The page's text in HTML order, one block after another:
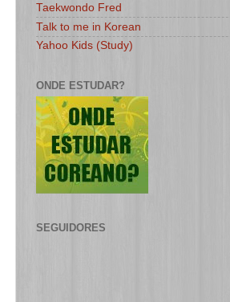
Taekwondo Fred
Talk to me in Korean
Yahoo Kids (Study)
ONDE ESTUDAR?
SEGUIDORES